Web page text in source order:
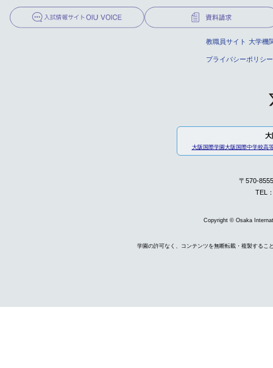
教職員サイト 大学機
プライバシーポリシー
大
大阪国際学園大阪国際中学校高
〒570-
TEL
Copyright © Osaka
学園の許可なく、コンテンツを無断転載・複製するこ